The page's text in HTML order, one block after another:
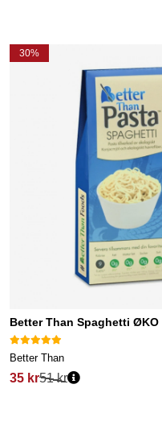
30%
Better Than Spaghetti ØKO
Better Than
35 kr51 kr